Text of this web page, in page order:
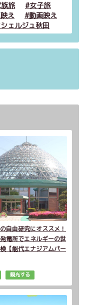
旅
女子旅
え
動画映え
ェルジュ秋田
自由研究にオススメ！
電所でエネルギーの世
【能代エナジアムパー
観光する